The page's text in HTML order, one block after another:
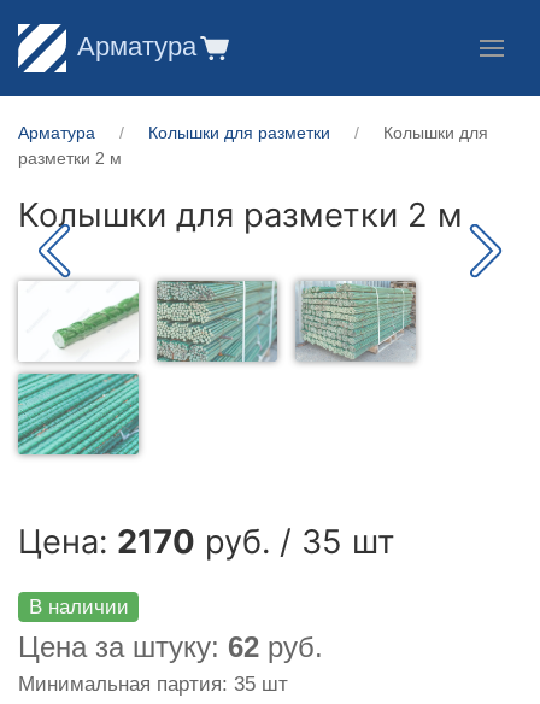
Арматура
Арматура Колышки для разметки
Колышки для
разметки 2 м
Колышки для разметки 2 м
Цена: 2170 руб. / 35 шт
В наличии
Цена за штуку: 62 руб.
Минимальная партия: 35 шт